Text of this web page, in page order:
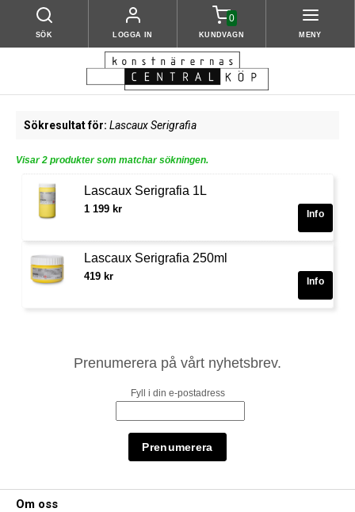
SÖK LOGGA IN
0
KUNDVAGN MENY
Sökresultat för: Lascaux Serigrafia
Visar 2 produkter som matchar sökningen.
Lascaux Serigrafia 1L
1 199 kr
Lascaux Serigrafia 250ml
419 kr
Prenumerera på vårt nyhetsbrev.
Fyll i din e-postadress
Om oss